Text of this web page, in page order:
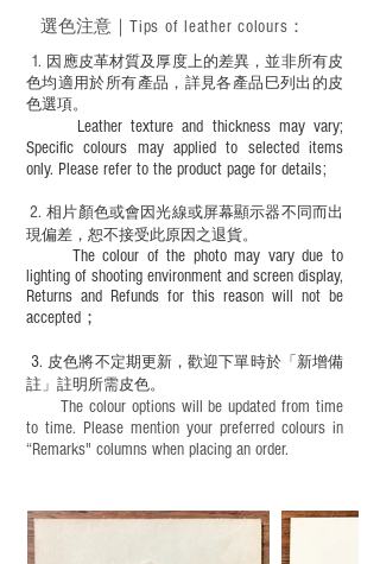
1. ​ 因應皮革材質及厚度上的差異，並非所有皮
色均適用於所有產品，詳見各產品巳列出的皮
色選項。
Leather texture and thickness may vary;
Specific colours may applied to selected items
only. Please refer to the product page for details;
​2.相片顏色或會因光線或屏幕顯示器不同而出
現偏差，恕不接受此原因之退貨。
The colour of the photo may vary due to
lighting of shooting environment and screen display,
Returns and Refunds for this reason will not be
accepted；
3. 皮色將不定期更新，歡迎下單時於「新增備
註」註明 所需皮色。
The colour options will be updated from time
to time. Please mention your preferred colours in
“Remarks" columns when placing an order.
選色注意｜ Tips of leather colours ：